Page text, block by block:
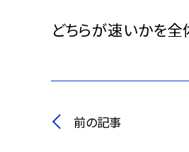
どちらが速いかを全
前の記事